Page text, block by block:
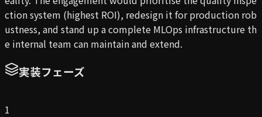
ction system (highest ROI), redesign it for production rob
ustness, and stand up a complete MLOps infrastructure th
e internal team can maintain and extend.
実装フェーズ
1